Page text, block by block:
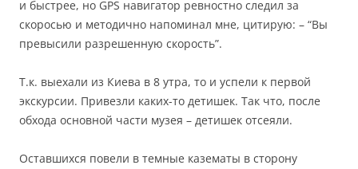
и быстрее, но GPS навигатор ревностно следил за
скоросью и методично напоминал мне, цитирую: – “Вы
превысили разрешенную скорость”.
Т.к. выехали из Киева в 8 утра, то и успели к первой
экскурсии. Привезли каких-то детишек. Так что, после
обхода основной части музея – детишек отсеяли.
Оставшихся повели в темные казематы в сторону